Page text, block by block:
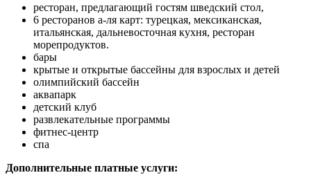
ресторан, предлагающий гостям шведский стол,
6 ресторанов а-ля карт: турецкая, мексиканская,
итальянская, дальневосточная кухня, ресторан
морепродуктов.
бары
крытые и открытые бассейны для взрослых и детей
олимпийский бассейн
аквапарк
детский клуб
развлекательные программы
фитнес-центр
спа
Дополнительные платные услуги: